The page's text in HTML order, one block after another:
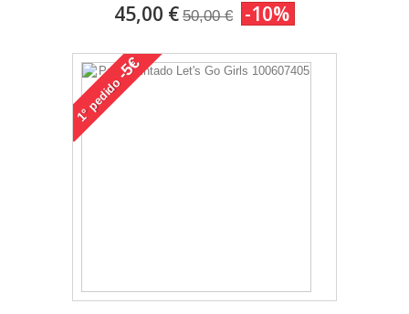
45,00 € 50,00 € -10%
1°
pedido
-5€